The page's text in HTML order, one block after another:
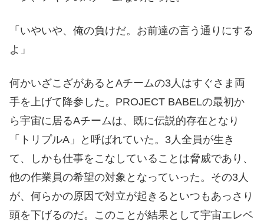
「いやいや、俺の負けだ。お前達の言う通りにする
よ」
何かいざこざがあるとAチームの3人はすぐさま両
手を上げて降参した。PROJECT BABELの最初か
ら宇宙に居るAチームは、既に伝説的存在となり
「トリプルA」と呼ばれていた。3人全員が生き
て、しかも仕事をこなしていることは脅威であり、
他の作業員の希望の対象となっていった。その3人
が、何らかの原因で対立が起きるといつもあっさり
頭を下げるのだ。このことが結果として宇宙エレベ